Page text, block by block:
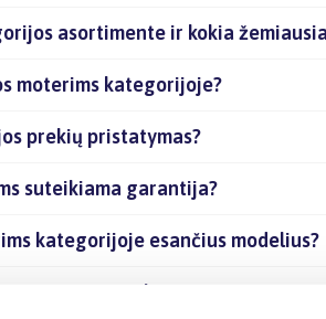
asortimente ir kokia
moterims kategorijoje?
prekių pristatymas?
suteikiama garantija?
kategorijoje esančius modelius?
esančias prekes internetu?